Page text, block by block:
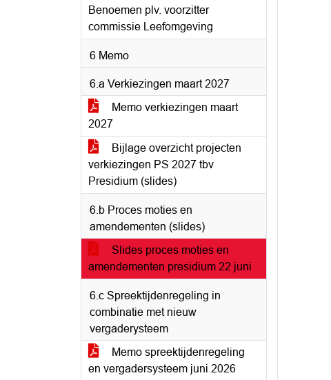
Benoemen plv. voorzitter
commissie Leefomgeving
6 Memo
6.a Verkiezingen maart 2027
Memo verkiezingen maart
2027
Bijlage overzicht projecten
verkiezingen PS 2027 tbv
Presidium (slides)
6.b Proces moties en
amendementen (slides)
Slides proces moties en
amendementen presidium 22 juni
6.c Spreektijdenregeling in
combinatie met nieuw
vergaderysteem
Memo spreektijdenregeling
en vergadersysteem juni 2026